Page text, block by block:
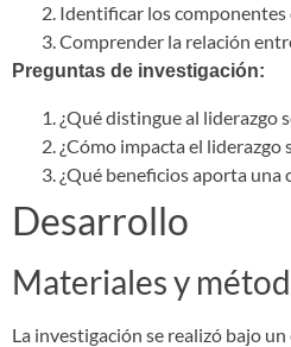
Identificar los
Comprender la relación
Preguntas de investigación:
¿Qué distingue al liderazgo
¿Cómo impacta el
¿Qué beneficios aporta
Desarrollo
Materiales y
La investigación se realizó bajo